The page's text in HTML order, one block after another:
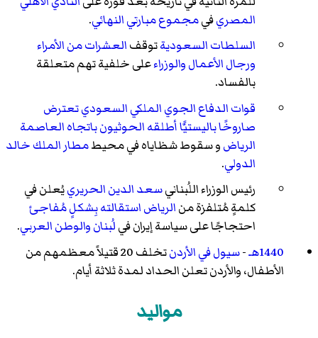
المصريفيمجموع مبارتي النهائي.
السلطات السعوديةتوقفالعشرات من الأمراء
ورجال الأعمال والوزراءعلى خلفية تهم متعلقة
بالفساد.
قوات الدفاع الجوي الملكي السعوديتعترض
صاروخًا باليستيًّا أطلقه الحوثيون باتجاه العاصمة
الرياضو سقوط شظاياه في محيطمطار الملك خالد
الدولي.
رئيس الوزراء اللُبنانيسعد الدين الحريرييُعلن في
كلمةٍ مُتلفزة منالرياضاستقالته بِشكلٍ مُفاجئ
احتجاجًا على سياسة إيران فيلُبنانوالوطن العربي.
1440هـ
-سيول في الأردن
تخلف 20 قتيلاً معظمهم من
الأطفال، والأردن تعلن الحداد لمدة ثلاثة أيام.
مواليد